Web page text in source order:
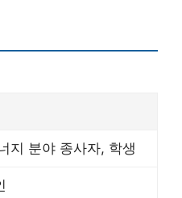
지 분야 종사자, 학생